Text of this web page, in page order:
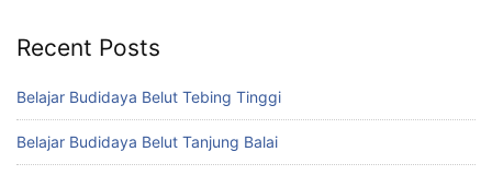
Recent Posts
Belajar Budidaya Belut Tebing Tinggi
Belajar Budidaya Belut Tanjung Balai